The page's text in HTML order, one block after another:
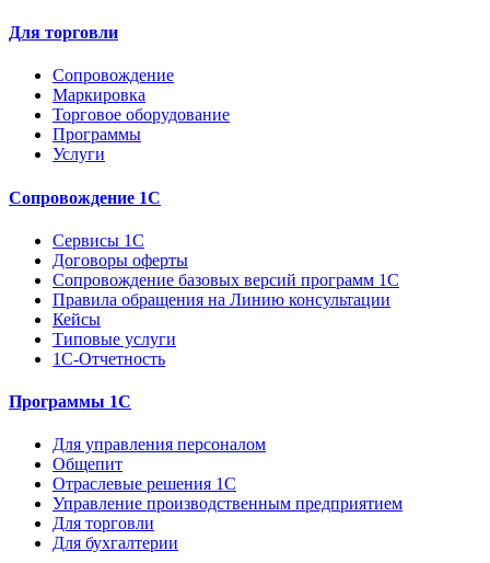
Для торговли
Сопровождение
Маркировка
Торговое оборудование
Программы
Услуги
Сопровождение 1С
Сервисы 1С
Договоры оферты
Сопровождение базовых версий программ 1С
Правила обращения на Линию консультации
Кейсы
Типовые услуги
1С-Отчетность
Программы 1С
Для управления персоналом
Общепит
Отраслевые решения 1С
Управление производственным предприятием
Для торговли
Для бухгалтерии